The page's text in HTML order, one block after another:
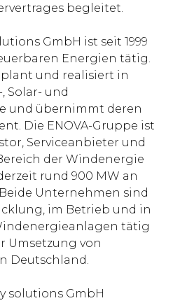
begleitet.
GmbH ist seit 1999
Energien tätig.
und realisiert in
Solar- und
und übernimmt deren
Die ENOVA-Gruppe ist
Serviceanbieter und
der Windenergie
rund 900 MW an
Unternehmen sind
im Betrieb und in
tätig
Umsetzung von
Deutschland.
solutions GmbH